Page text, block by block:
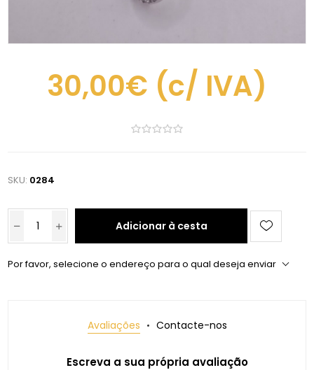
30,00€ (c/ IVA)
SKU: 0284
Adicionar à cesta
Por favor, selecione o endereço para o qual deseja enviar
Avaliações Contacte-nos
Escreva a sua própria avaliação